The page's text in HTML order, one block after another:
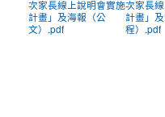
次家長線上說明會實施
計畫」及海報（公
文）.pdf
次家長
計畫」
程）.pdf